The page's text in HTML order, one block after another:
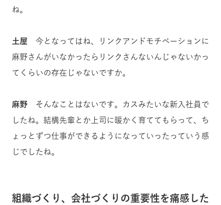
ね。
土屋 今となってはね、リンクアンドモチベーションに
麻野さんがいなかったらリンクさんないんじゃないかっ
てくらいの存在じゃないですか。
麻野 そんなことはないです。カスみたいな新入社員で
したね。結構先輩とか上司に暖かく育ててもらって、ち
ょっとずつ仕事ができるようになっていったっていう感
じでしたね。
組織づくり、会社づくりの重要性を痛感した